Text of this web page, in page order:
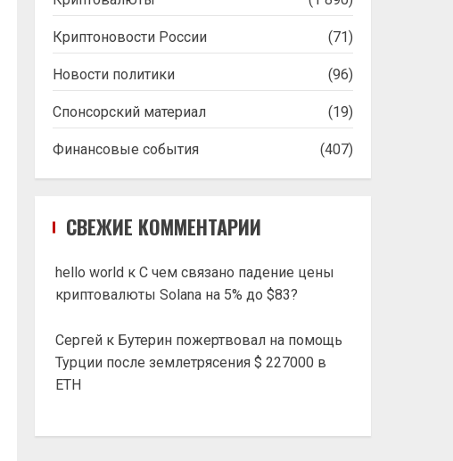
Криптоновости России (71)
Новости политики (96)
Спонсорский материал (19)
Финансовые события (407)
СВЕЖИЕ КОММЕНТАРИИ
hello world кС чем связано падение цены
криптовалюты Solana на 5% до $83?
Сергей к Бутерин пожертвовал на помощь
Турции после землетрясения $ 227000 в
ETH